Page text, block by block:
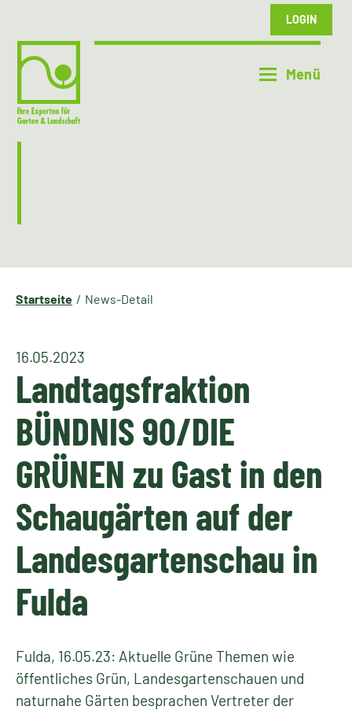
LOGIN
Startseite News-Detail
16.05.2023
Landtagsfraktion
BÜNDNIS 90/DIE
GRÜNEN zu Gast in den
Schaugärten auf der
Landesgartenschau in
Fulda
Fulda, 16.05.23: Aktuelle Grüne Themen wie
öffentliches Grün, Landesgartenschauen und
naturnahe Gärten besprachen Vertreter der